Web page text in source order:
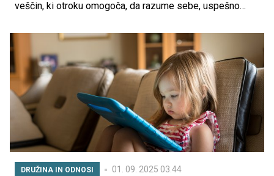
veščin, ki otroku omogoča, da razume sebe, uspešno
kakovostne odnose. V času, ko so čustvene stiske vse
pogostejše, imajo starši ključno vlogo pri tem, kako se
otrok nauči prepoznavati in izražati čustva.
DRUŽINA IN ODNOSI 01. 09. 2025 03.44